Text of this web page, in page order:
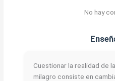
No hay
Cuestionar la realidad de
milagro consiste en